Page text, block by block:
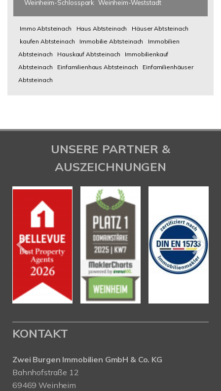
Weinheim-Schlosspark Weinheim-Weststadt
Immo Abtsteinach Haus Abtsteinach
Häuser Abtsteinach
kaufen Abtsteinach
Immobilie Abtsteinach
Immobilien
Abtsteinach
Hauskauf Abtsteinach
Immobilienkauf
Abtsteinach
Einfamilienhaus Abtsteinach
Einfamilienhäuser
Abtsteinach
UNSERE PARTNER &
AUSZEICHNUNGEN
KONTAKT
Zwei Burgen Immobilien GmbH & Co. KG
Bahnhofstraße 12
69469 Weinheim